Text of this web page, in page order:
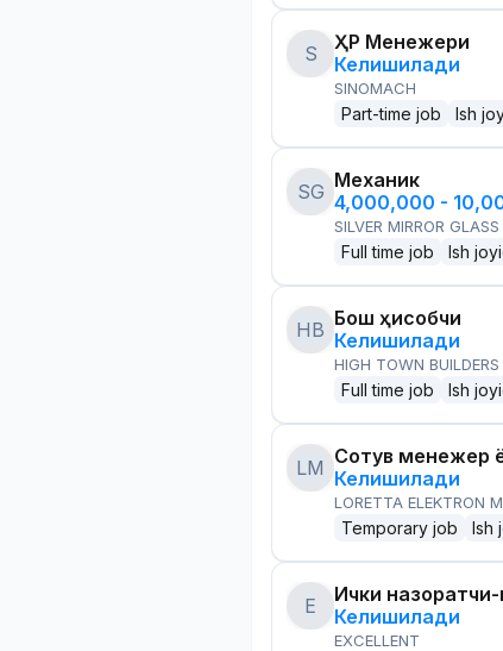
S
ҲР Менежери
Келишилади
SINOMACH
Part-time job Ish
SG Механик
4,000,000 -
SILVER MIRROR GLASS
Full time job Ish
HB Бош ҳисобчи
Келишилади
HIGH TOWN BUILDERS
Full time job Ish
LM Сотув менежер
Келишилади
LORETTA ELEKTRON
Temporary job Ish
E
Ички
Келишилади
EXCELLENT